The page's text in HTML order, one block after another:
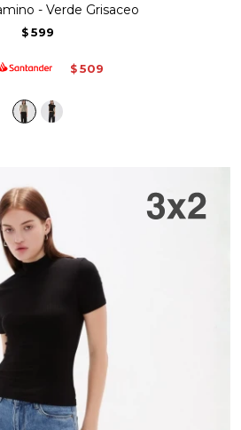
- Verde Grisaceo
$ 599
$ 509